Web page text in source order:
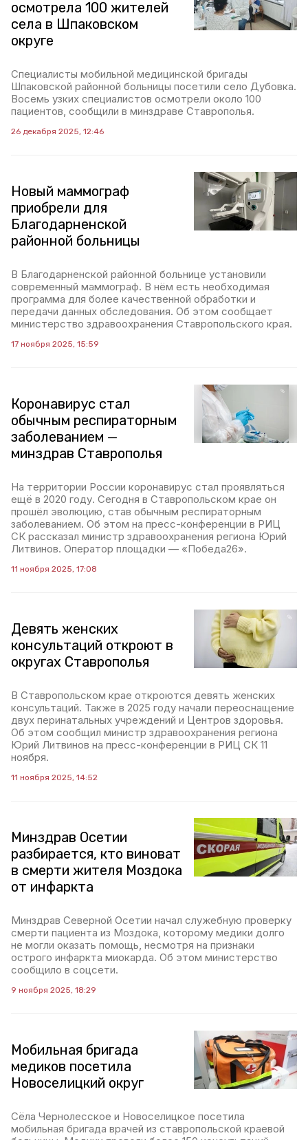
осмотрела 100 жителей
села в Шпаковском
округе
Специалисты мобильной медицинской бригады
Шпаковской районной больницы посетили село Дубовка.
Восемь узких специалистов осмотрели около 100
пациентов, сообщили в минздраве Ставрополья.
26 декабря 2025, 12:46
Новый маммограф
приобрели для
Благодарненской
районной больницы
В Благодарненской районной больнице установили
современный маммограф. В нём есть необходимая
программа для более качественной обработки и
передачи данных обследования. Об этом сообщает
министерство здравоохранения Ставропольского края.
17 ноября 2025, 15:59
Коронавирус стал
обычным респираторным
заболеванием —
минздрав Ставрополья
На территории России коронавирус стал проявляться
ещё в 2020 году. Сегодня в Ставропольском крае он
прошёл эволюцию, став обычным респираторным
заболеванием. Об этом на пресс-конференции в РИЦ
СК рассказал министр здравоохранения региона Юрий
Литвинов. Оператор площадки — «Победа26».
11 ноября 2025, 17:08
Девять женских
консультаций откроют в
округах Ставрополья
В Ставропольском крае откроются девять женских
консультаций. Также в 2025 году начали переоснащение
двух перинатальных учреждений и Центров здоровья.
Об этом сообщил министр здравоохранения региона
Юрий Литвинов на пресс-конференции в РИЦ СК 11
ноября.
11 ноября 2025, 14:52
Минздрав Осетии
разбирается, кто виноват
в смерти жителя Моздока
от инфаркта
Минздрав Северной Осетии начал служебную проверку
смерти пациента из Моздока, которому медики долго
не могли оказать помощь, несмотря на признаки
острого инфаркта миокарда. Об этом министерство
сообщило в соцсети.
9 ноября 2025, 18:29
Мобильная бригада
медиков посетила
Новоселицкий округ
Сёла Чернолесское и Новоселицкое посетила
мобильная бригада врачей из ставропольской краевой